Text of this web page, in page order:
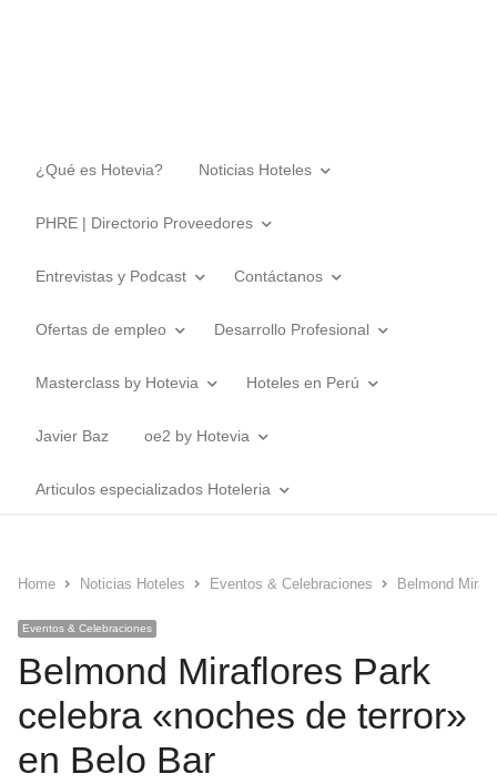
¿Qué es Hotevia? Noticias Hoteles
PHRE | Directorio Proveedores
Entrevistas y Podcast Contáctanos
Ofertas de empleo Desarrollo Profesional
Masterclass by Hotevia Hoteles en Perú
Javier Baz oe2 by Hotevia
Articulos especializados Hoteleria
Home Noticias Hoteles Eventos & Celebraciones Belmond
Eventos & Celebraciones
Belmond Miraflores Park
celebra «noches de terror»
en Belo Bar